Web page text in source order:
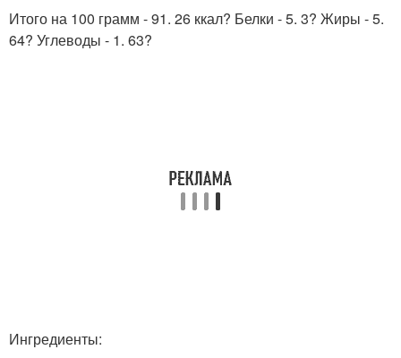
Итого на 100 грамм - 91. 26 ккал? Белки - 5. 3? Жиры - 5.
64? Углеводы - 1. 63?
Ингредиенты: